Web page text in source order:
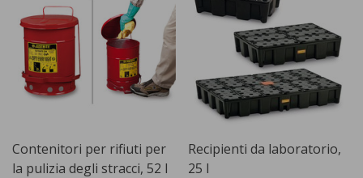
Contenitori per rifiuti per
la pulizia degli stracci, 52 l
Recipienti da laboratorio,
25 l